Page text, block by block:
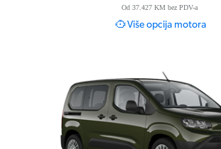
Od 37.427 KM bez PDV-a
Više opcija motora